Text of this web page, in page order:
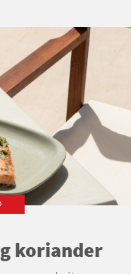
koriander